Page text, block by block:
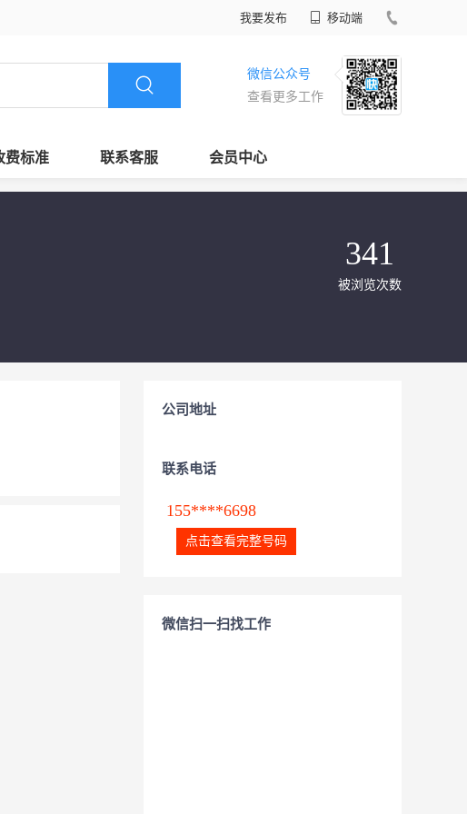
我要发布 移动端
微信公众号
查看更多工作
费标准 联系客服 会员中心
341
被浏览次数
公司地址
联系电话
155****6698
点击查看完整号码
微信扫一扫找工作